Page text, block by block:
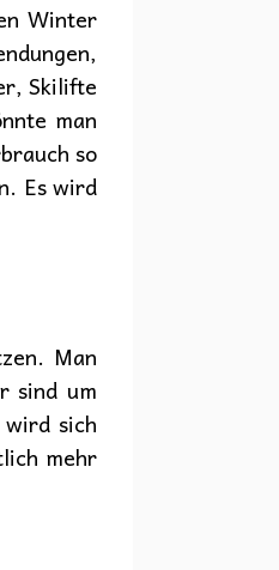
Winter
Skilifte
man
so
Es wird
Man
sind um
sich
mehr